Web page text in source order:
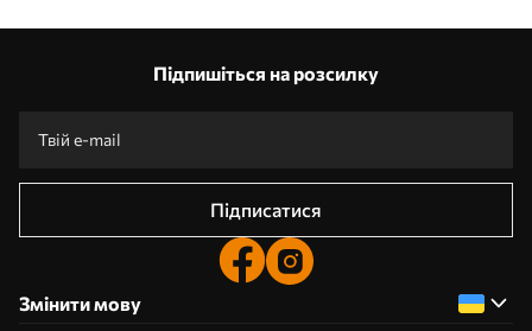
Підпишіться на розсилку
Підписатися
Змінити мову